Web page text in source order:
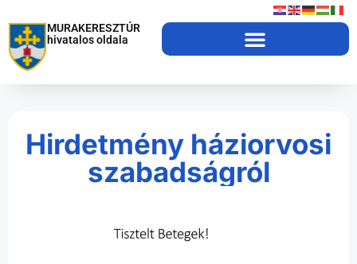
MURAKERESZTÚR
hivatalos oldala
Hirdetmény háziorvosi
szabadságról